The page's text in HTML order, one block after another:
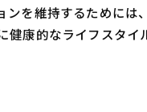
を維持するためには
康的なライフスタイ